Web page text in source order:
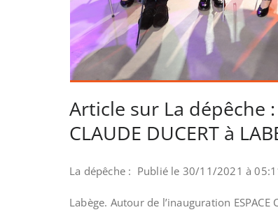
Article sur La dépêche
CLAUDE DUCERT à
La dépêche : Publié le 30/11/2021 à
Labège. Autour de l’inauguration ESPACE